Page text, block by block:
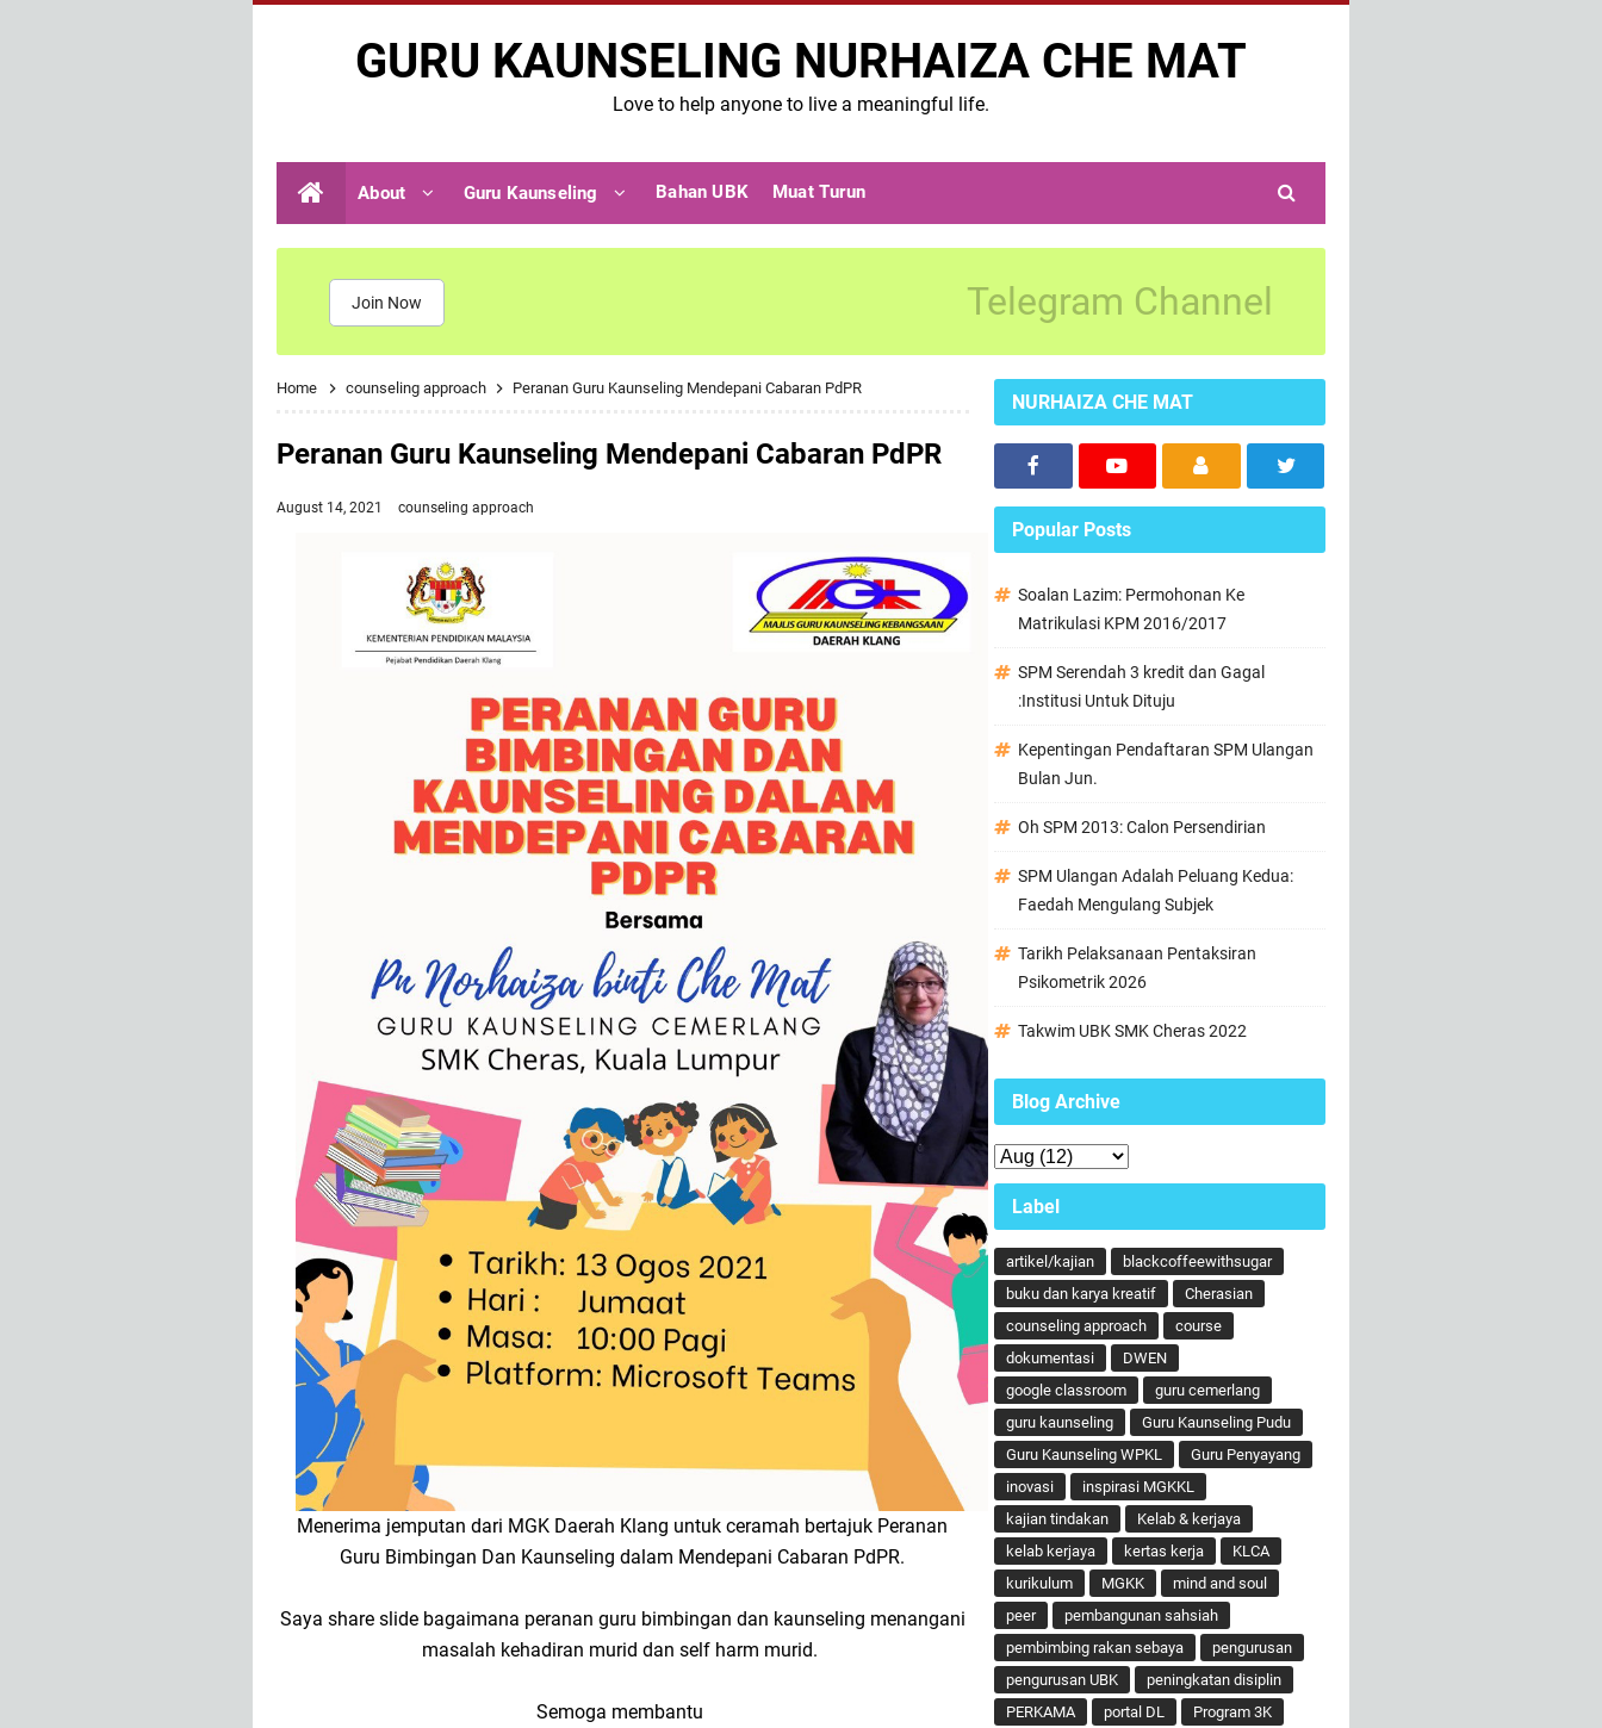
GURU KAUNSELING NURHAIZA CHE MAT
Love to help anyone to live a meaningful life.
About Guru Kaunseling Bahan UBK Muat Turun
Join Now Telegram Channel
Home counseling approach Peranan Guru Kaunseling Mendepani Cabaran PdPR
Peranan Guru Kaunseling Mendepani Cabaran PdPR
August 14, 2021 counseling approach
Menerima jemputan dari MGK Daerah Klang untuk ceramah bertajuk Peranan
Guru Bimbingan Dan Kaunseling dalam Mendepani Cabaran PdPR.
Saya share slide bagaimana peranan guru bimbingan dan kaunseling menangani
masalah kehadiran murid dan self harm murid.
Semoga membantu
NURHAIZA CHE MAT
Popular Posts
Soalan Lazim: Permohonan Ke
Matrikulasi KPM 2016/2017
SPM Serendah 3 kredit dan Gagal
:Institusi Untuk Dituju
Kepentingan Pendaftaran SPM Ulangan
Bulan Jun.
Oh SPM 2013: Calon Persendirian
SPM Ulangan Adalah Peluang Kedua:
Faedah Mengulang Subjek
Tarikh Pelaksanaan Pentaksiran
Psikometrik 2026
Takwim UBK SMK Cheras 2022
Blog Archive
Label
artikel/kajian
blackcoffeewithsugar
buku dan karya kreatif
Cherasian
counseling approach
course
dokumentasi
DWEN
google classroom
guru cemerlang
guru kaunseling
Guru Kaunseling Pudu
Guru Kaunseling WPKL
Guru Penyayang
inovasi
inspirasi MGKKL
kajian tindakan
Kelab & kerjaya
kelab kerjaya
kertas kerja
KLCA
kurikulum
MGKK
mind and soul
peer
pembangunan sahsiah
pembimbing rakan sebaya
pengurusan
pengurusan UBK
peningkatan disiplin
PERKAMA
portal DL
Program 3K